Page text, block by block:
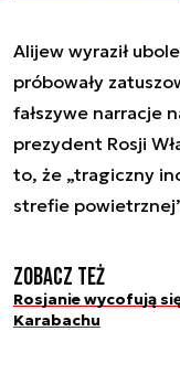
Alijew wyraził
próbowały
fałszywe narracje
prezydent Rosji
to, że „tragiczny
strefie
Zobacz też
Rosjanie wycofują
Karabachu